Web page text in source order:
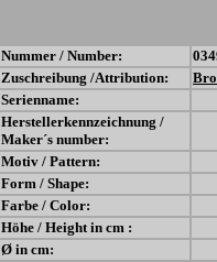
Nummer / Number:
Zuschreibung /Attribution:
Serienname:
Herstellerkennzeichnung /
Maker´s number:
Motiv / Pattern:
Form / Shape:
Farbe / Color:
Höhe / Height in cm :
Ø in cm: